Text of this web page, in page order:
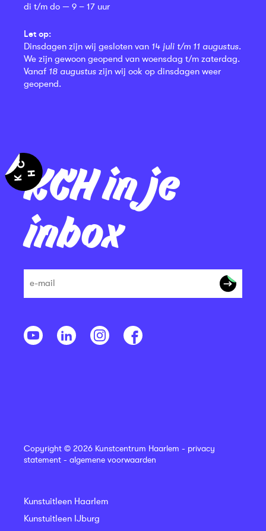
KCH in je
inbox
di t/m do — 9 – 17 uur
Let op:
Dinsdagen zijn wij gesloten van 14 juli t/m 11 augustus.
We zijn gewoon geopend van woensdag t/m zaterdag.
Vanaf 18 augustus zijn wij ook op dinsdagen weer
geopend.
Copyright © 2026 Kunstcentrum Haarlem - privacy
statement - algemene voorwaarden
Kunstuitleen Haarlem
Kunstuitleen IJburg